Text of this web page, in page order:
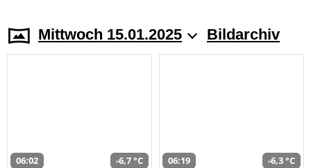
Mittwoch 15.01.2025 Bildarchiv
06:02 -6,7 °C 06:19 -6,3 °C